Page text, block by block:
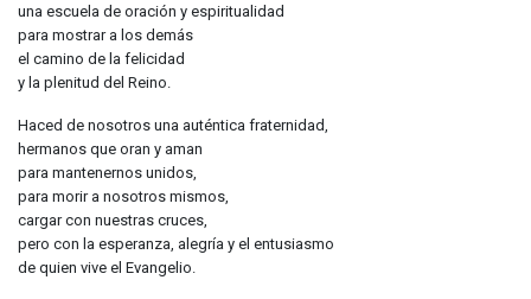
una escuela de oración y espiritualidad
para mostrar a los demás
el camino de la felicidad
y la plenitud del Reino.
Haced de nosotros una auténtica fraternidad,
hermanos que oran y aman
para mantenernos unidos,
para morir a nosotros mismos,
cargar con nuestras cruces,
pero con la esperanza, alegría y el entusiasmo
de quien vive el Evangelio.